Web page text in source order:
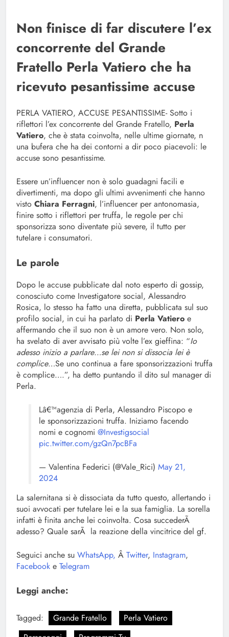
Non finisce di far discutere l’ex
concorrente del Grande
Fratello Perla Vatiero che ha
ricevuto pesantissime accuse
PERLA VATIERO, ACCUSE PESANTISSIME- Sotto i
riflettori l’ex concorrente del Grande Fratello, Perla
Vatiero, che è stata coinvolta, nelle ultime giornate, n
una bufera che ha dei contorni a dir poco piacevoli: le
accuse sono pesantissime.
Essere un’influencer non è solo guadagni facili e
divertimenti, ma dopo gli ultimi avvenimenti che hanno
visto Chiara Ferragni, l’influencer per antonomasia,
finire sotto i riflettori per truffa, le regole per chi
sponsorizza sono diventate più severe, il tutto per
tutelare i consumatori.
Le parole
Dopo le accuse pubblicate dal noto esperto di gossip,
conosciuto come Investigatore social, Alessandro
Rosica, lo stesso ha fatto una diretta, pubblicata sul suo
profilo social, in cui ha parlato di Perla Vatiero e
affermando che il suo non è un amore vero. Non solo,
ha svelato di aver avvisato più volte l’ex gieffina: “Io
adesso inizio a parlare…se lei non si dissocia lei è
complice…Se uno continua a fare sponsorizzazioni truffa
è complice….”, ha detto puntando il dito sul manager di
Perla.
Lâ€™agenzia di Perla, Alessandro Piscopo e
le sponsorizzazioni truffa. Iniziamo facendo
nomi e cognomi @Investigsocial
pic.twitter.com/gzQn7pcBFa
— Valentina Federici (@Vale_Rici) May 21,
2024
La salernitana si è dissociata da tutto questo, allertando i
suoi avvocati per tutelare lei e la sua famiglia. La sorella
infatti è finita anche lei coinvolta. Cosa succederÃ
adesso? Quale sarÃ la reazione della vincitrice del gf.
Seguici anche su WhatsApp, Â Twitter, Instagram,
Facebook e Telegram
Leggi anche:
Tagged: Grande Fratello
Perla Vatiero